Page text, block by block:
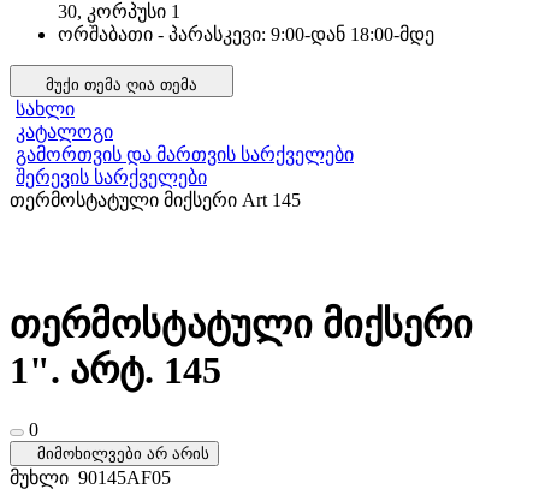
30, კორპუსი 1
ორშაბათი - პარასკევი: 9:00-დან 18:00-მდე
მუქი თემა ღია თემა
სახლი
კატალოგი
გამორთვის და მართვის სარქველები
შერევის სარქველები
თერმოსტატული მიქსერი Art 145
თერმოსტატული მიქსერი
1". არტ. 145
0
მიმოხილვები არ არის
მუხლი 90145AF05